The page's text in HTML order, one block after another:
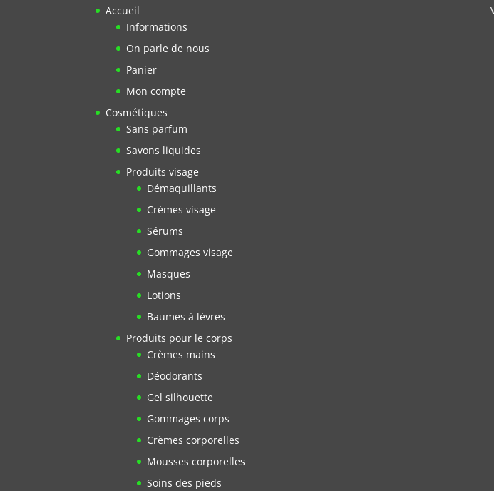
Accueil
Informations
On parle de nous
Panier
Mon compte
Cosmétiques
Sans parfum
Savons liquides
Produits visage
Démaquillants
Crèmes visage
Sérums
Gommages visage
Masques
Lotions
Baumes à lèvres
Produits pour le corps
Crèmes mains
Déodorants
Gel silhouette
Gommages corps
Crèmes corporelles
Mousses corporelles
Soins des pieds